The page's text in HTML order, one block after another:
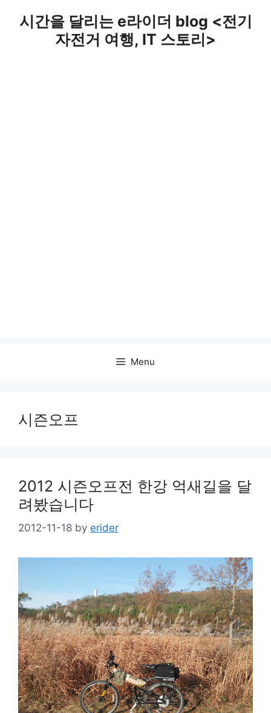
시간을 달리는 e라이더 blog <전기
자전거 여행, IT 스토리>
Menu
시즌오프
2012 시즌오프전 한강 억새길을 달
려봤습니다
2012-11-18 by erider